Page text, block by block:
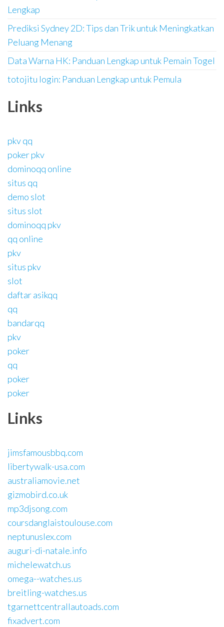
Lengkap
Prediksi Sydney 2D: Tips dan Trik untuk Meningkatkan
Peluang Menang
Data Warna HK: Panduan Lengkap untuk Pemain Togel
totojitu login: Panduan Lengkap untuk Pemula
Links
pkv qq
poker pkv
dominoqq online
situs qq
demo slot
situs slot
dominoqq pkv
qq online
pkv
situs pkv
slot
daftar asikqq
qq
bandarqq
pkv
poker
qq
poker
poker
Links
jimsfamousbbq.com
libertywalk-usa.com
australiamovie.net
gizmobird.co.uk
mp3djsong.com
coursdanglaistoulouse.com
neptunuslex.com
auguri-di-natale.info
michelewatch.us
omega--watches.us
breitling-watches.us
tgarnettcentrallautoads.com
fixadvert.com